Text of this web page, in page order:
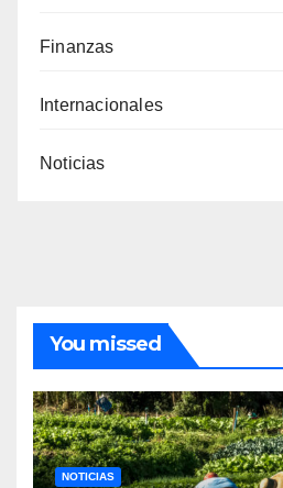
Finanzas
Internacionales
Noticias
You missed
NOTICIAS